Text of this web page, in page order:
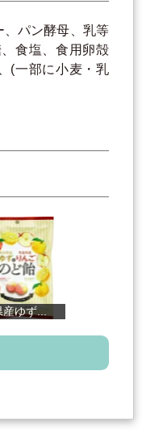
、パン酵母、乳等
食塩、食用卵殻
(一部に小麦・乳
土佐茶クッキー